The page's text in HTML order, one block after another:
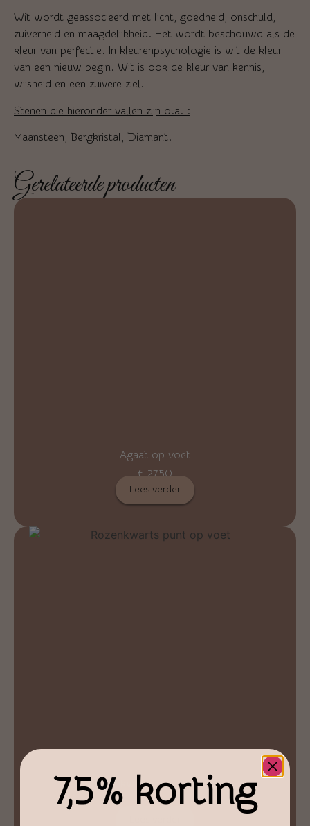
Wit wordt geassocieerd met licht, goedheid, onschuld,
zuiverheid en maagdelijkheid. Het wordt beschouwd als de
kleur van perfectie. In kleurenpsychologie is wit de kleur
van een nieuw begin. Wit is ook de kleur van kennis,
wijsheid en een zuivere ziel.
Stenen die hieronder vallen zijn o.a. :
Maansteen, Bergkristal, Diamant.
Gerelateerde producten
Agaat op voet
€27,50
Lees verder
Rozenkwarts punt op voet
€ 19,95
7,5% korting